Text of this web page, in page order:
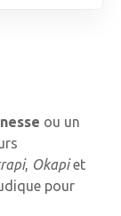
ou un
, Okapiet
pour